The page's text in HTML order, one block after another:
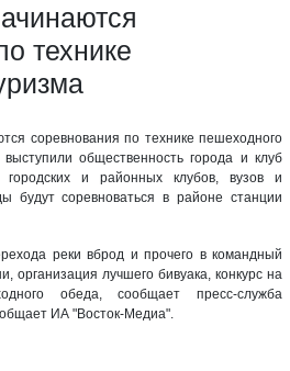
технике
соревнования по технике пешеходного
общественность города и клуб
и районных клубов, вузов и
будут соревноваться в районе станции
реки вброд и прочего в командный
организация лучшего бивуака, конкурс на
обеда, сообщает пресс-служба
ИА "Восток-Медиа".